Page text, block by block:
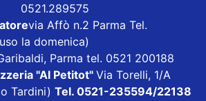
0521.289575
via Affò n.2 Parma Tel.
la domenica)
Parma tel. 0521 200188
"Al Petitot" Via Torelli, 1/A
Tardini) Tel. 0521-235594/22138